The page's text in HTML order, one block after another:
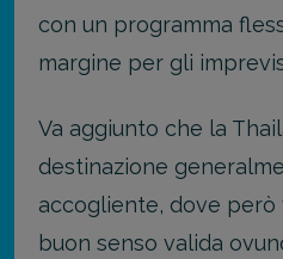
con un programma
margine per gli
Va aggiunto che la
destinazione
accogliente, dove però
buon senso valida